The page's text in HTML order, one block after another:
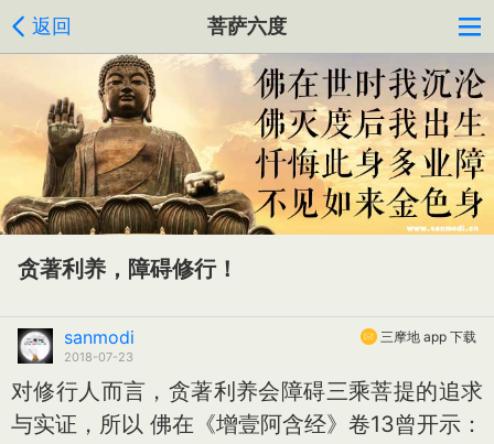
返回 菩萨六度
贪著利养，障碍修行！
三摩地 app 下载
sanmodi
2018-07-23
对修行人而言，贪著利养会障碍三乘菩提的追求
与实证，所以 佛在《增壹阿含经》卷13曾开示：